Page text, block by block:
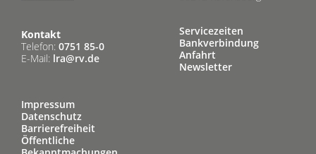
Kontakt
Telefon: 0751 85-0
E-Mail: lra@rv.de
Servicezeiten
Bankverbindung
Anfahrt
Newsletter
Impressum
Datenschutz
Barrierefreiheit
Öffentliche